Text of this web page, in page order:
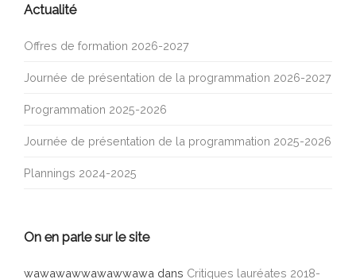
Actualité
Offres de formation 2026-2027
Journée de présentation de la programmation 2026-2027
Programmation 2025-2026
Journée de présentation de la programmation 2025-2026
Plannings 2024-2025
On en parle sur le site
wawawawwawawwawa dans Critiques lauréates 2018-